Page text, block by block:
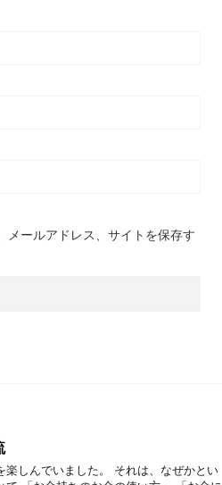
メールアドレス、サイトを保存す
しんでいました。 それは、なぜかとい